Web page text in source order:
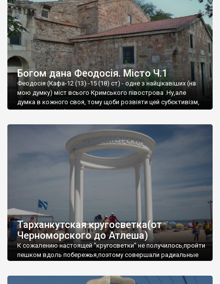
Богом дана Феодосія. Місто Ч.1
Феодосія (Кафа-12 (13) -15 (18) ст) - одне з найцікавіших (на
мою думку) міст всього Кримського півострова .Ну,але
думка в кожного своя, тому щоби розвіяти цей субєктивізм,
запрошую відвідати це
Тарханкутская кругосветка(от
Черноморского до Атлеша)
К сожалению настоящей "кругосветки" не получилось,пройти
пешком вдоль побережья,поэтому совершали радиальные